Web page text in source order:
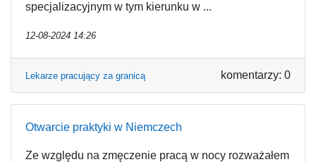
specjalizacyjnym w tym kierunku w ...
12-08-2024 14:26
Lekarze pracujący za granicą komentarzy: 0
Otwarcie praktyki w Niemczech
Ze względu na zmęczenie pracą w nocy rozważałem